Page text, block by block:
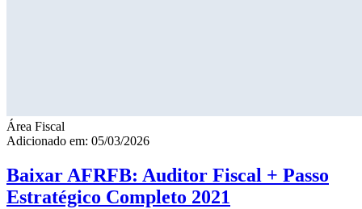
Área Fiscal
Adicionado em: 05/03/2026
Baixar AFRFB: Auditor Fiscal + Passo
Estratégico Completo 2021